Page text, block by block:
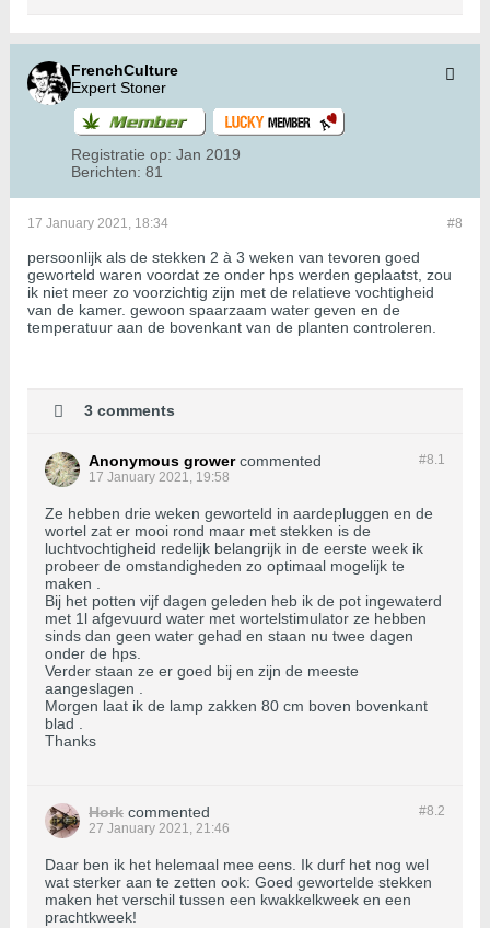
FrenchCulture
Expert Stoner
Registratie op: Jan 2019
Berichten: 81
#8
17 January 2021, 18:34
persoonlijk als de stekken 2 à 3 weken van tevoren goed
geworteld waren voordat ze onder hps werden geplaatst, zou
ik niet meer zo voorzichtig zijn met de relatieve vochtigheid
van de kamer. gewoon spaarzaam water geven en de
temperatuur aan de bovenkant van de planten controleren.
3 comments
#8.1
Anonymous grower commented
17 January 2021, 19:58
Ze hebben drie weken geworteld in aardepluggen en de
wortel zat er mooi rond maar met stekken is de
luchtvochtigheid redelijk belangrijk in de eerste week ik
probeer de omstandigheden zo optimaal mogelijk te
maken .
Bij het potten vijf dagen geleden heb ik de pot ingewaterd
met 1l afgevuurd water met wortelstimulator ze hebben
sinds dan geen water gehad en staan nu twee dagen
onder de hps.
Verder staan ze er goed bij en zijn de meeste
aangeslagen .
Morgen laat ik de lamp zakken 80 cm boven bovenkant
blad .
Thanks
#8.2
Hork commented
27 January 2021, 21:46
Daar ben ik het helemaal mee eens. Ik durf het nog wel
wat sterker aan te zetten ook: Goed gewortelde stekken
maken het verschil tussen een kwakkelkweek en een
prachtkweek!